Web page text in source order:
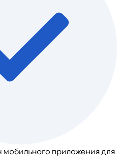
мобильного приложения для